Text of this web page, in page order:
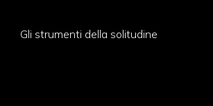
Gli strumenti della solitudine